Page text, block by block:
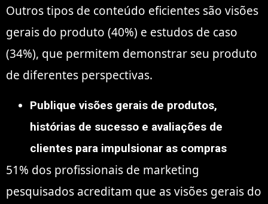
Outros tipos de conteúdo eficientes são visões
gerais do produto (40%) e estudos de caso
(34%), que permitem demonstrar seu produto
de diferentes perspectivas.
Publique visões gerais de produtos,
histórias de sucesso e avaliações de
clientes para impulsionar as compras
51% dos profissionais de marketing
pesquisados acreditam que as visões gerais do